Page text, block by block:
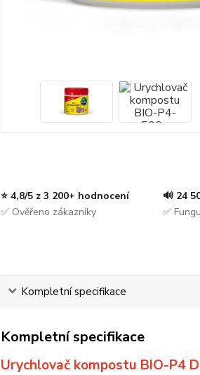
⭐ 4,8/5 z 3 200+ hodnocení
✅ Ověřeno zákazníky
🔊 24
✅
Kompletní specifikace
Kompletní specifikace
Urychlovač kompostu BIO-P4